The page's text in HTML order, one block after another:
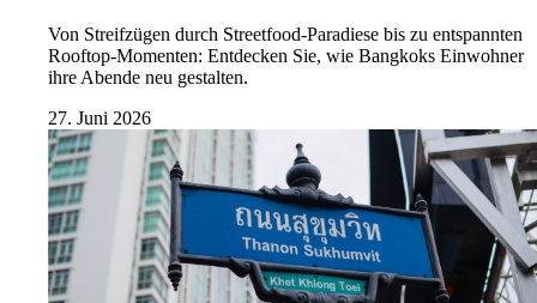
Von Streifzügen durch Streetfood-Paradiese bis zu entspannten
Rooftop-Momenten: Entdecken Sie, wie Bangkoks Einwohner
ihre Abende neu gestalten.
27. Juni 2026